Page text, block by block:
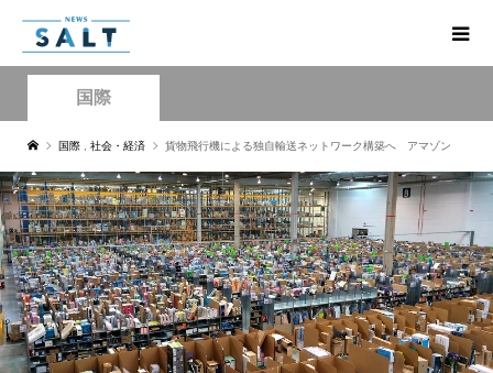
国際
国際 社会・経済 貨物飛行機による独自輸送ネットワーク構築へ アマゾン